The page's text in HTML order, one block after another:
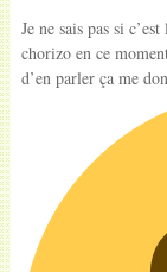
Je ne sais pas si
chorizo en ce
d’en parler ça me